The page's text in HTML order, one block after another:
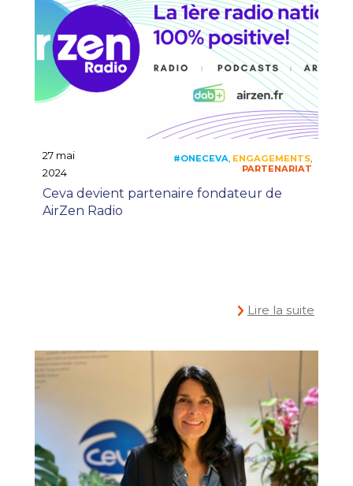
27 mai
2024
Ceva devient partenaire fondateur de
AirZen Radio
Lire la suite